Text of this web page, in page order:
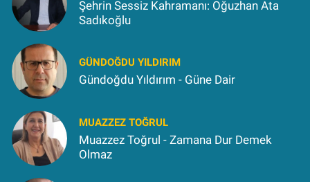
Şehrin Sessiz Kahramanı: Oğuzhan Ata
Sadıkoğlu
GÜNDOĞDU YILDIRIM
Gündoğdu Yıldırım - Güne Dair
MUAZZEZ TOĞRUL
Muazzez Toğrul - Zamana Dur Demek
Olmaz